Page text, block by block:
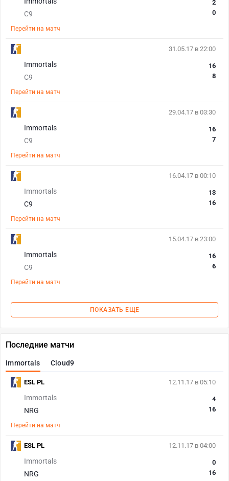
C9
2
0
Перейти на матч
31.05.17 в 22:00
Immortals
C9
16
8
Перейти на матч
29.04.17 в 03:30
Immortals
C9
16
7
Перейти на матч
16.04.17 в 00:10
Immortals
C9
13
16
Перейти на матч
15.04.17 в 23:00
Immortals
C9
16
6
Перейти на матч
ПОКАЗАТЬ ЕЩЕ
Последние матчи
Immortals Cloud9
12.11.17 в 05:10
Immortals
NRG
4
16
Перейти на матч
ESL PL
12.11.17 в 04:00
Immortals
NRG
0
16
ESL PL